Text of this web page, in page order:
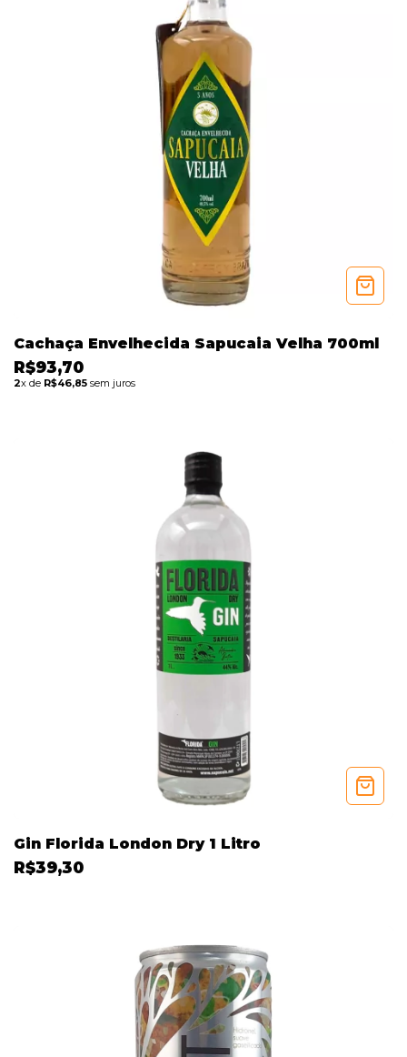
Cachaça Envelhecida Sapucaia Velha 700ml
R$93,70
2x de R$46,85 sem juros
Gin Florida London Dry 1 Litro
R$39,30